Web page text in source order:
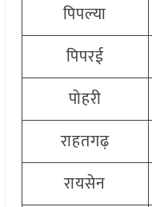
पिपल्या
पिपरई
पोहरी
राहतगढ़
रायसेन